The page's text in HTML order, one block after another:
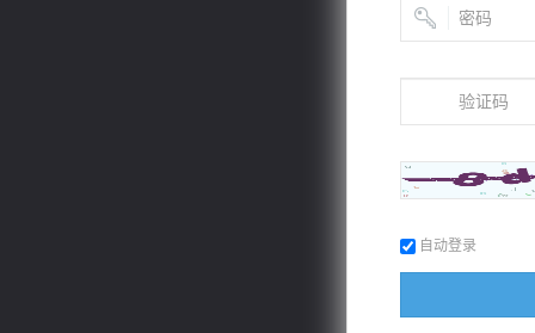
自动登录